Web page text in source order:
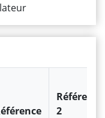
Référence
2